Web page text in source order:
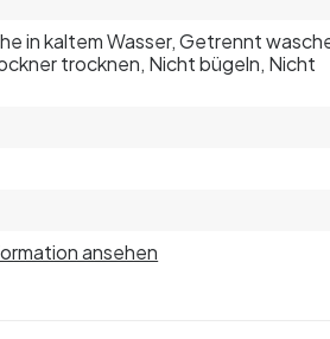
in kaltem Wasser, Getrennt
trocknen, Nicht bügeln, Nicht
ansehen